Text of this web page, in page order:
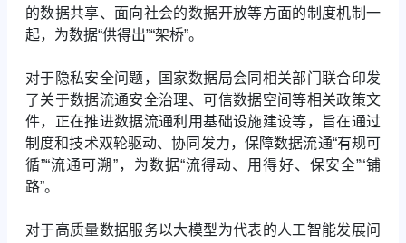
的数据共享、面向社会的数据开放等方面的制度机制一
起，为数据“供得出”“架桥”。
对于隐私安全问题，国家数据局会同相关部门联合印发
了关于数据流通安全治理、可信数据空间等相关政策文
件，正在推进数据流通利用基础设施建设等，旨在通过
制度和技术双轮驱动、协同发力，保障数据流通“有规可
循”“流通可溯”，为数据“流得动、用得好、保安全”“铺
路”。
对于高质量数据服务以大模型为代表的人工智能发展问